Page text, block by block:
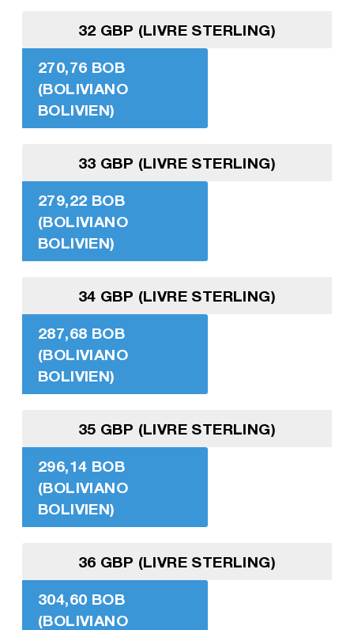
32 GBP (LIVRE STERLING)
270,76 BOB
(BOLIVIANO
BOLIVIEN)
33 GBP (LIVRE STERLING)
279,22 BOB
(BOLIVIANO
BOLIVIEN)
34 GBP (LIVRE STERLING)
287,68 BOB
(BOLIVIANO
BOLIVIEN)
35 GBP (LIVRE STERLING)
296,14 BOB
(BOLIVIANO
BOLIVIEN)
36 GBP (LIVRE STERLING)
304,60 BOB
(BOLIVIANO